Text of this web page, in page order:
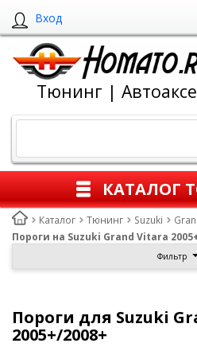
Вход
Тюнинг |
КАТАЛОГ
Каталог Тюнинг Suzuki
Пороги на Suzuki Grand Vitara
Фильтр
Пороги для Suzuki
2005+/2008+